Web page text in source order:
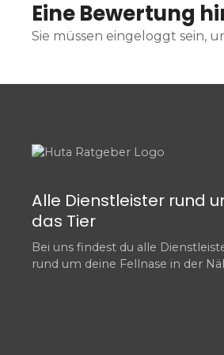
Eine Bewertung
Sie müssen eingeloggt sein,
Alle Dienstleister rund
das Tier
Bei uns findest du alle
rund um deine Fellnase in der